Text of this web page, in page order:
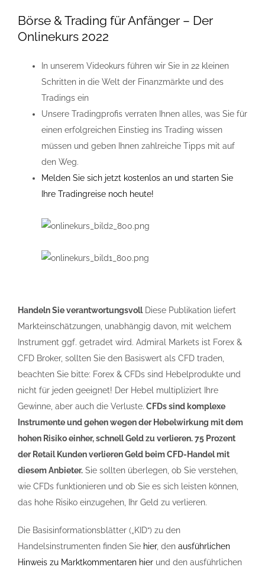
Börse & Trading für Anfänger – Der
Onlinekurs 2022
In unserem Videokurs führen wir Sie in 22 kleinen
Schritten in die Welt der Finanzmärkte und des
Tradings ein
Unsere Tradingprofis verraten Ihnen alles, was Sie für
einen erfolgreichen Einstieg ins Trading wissen
müssen und geben Ihnen zahlreiche Tipps mit auf
den Weg.
Melden Sie sich jetzt kostenlos an und starten Sie
Ihre Tradingreise noch heute!
Handeln Sie verantwortungsvollDiese Publikation liefert
Markteinschätzungen, unabhängig davon, mit welchem
Instrument ggf. getradet wird. Admiral Markets ist Forex &
CFD Broker, sollten Sie den Basiswert als CFD traden,
beachten Sie bitte: Forex & CFDs sind Hebelprodukte und
nicht für jeden geeignet! Der Hebel multipliziert Ihre
Gewinne, aber auch die Verluste. CFDs sind komplexe
Instrumente und gehen wegen der Hebelwirkung mit dem
hohen Risiko einher, schnell Geld zu verlieren. 75 Prozent
der Retail Kunden verlieren Geld beim CFD-Handel mit
diesem Anbieter. Sie sollten überlegen, ob Sie verstehen,
wie CFDs funktionieren und ob Sie es sich leisten können,
das hohe Risiko einzugehen, Ihr Geld zu verlieren.
Die Basisinformationsblätter („KID“) zu den
Handelsinstrumenten finden Sie hier, den ausführlichen
Hinweis zu Marktkommentaren hier und den ausführlichen